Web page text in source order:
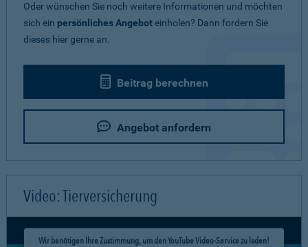
Oder wünschen Sie noch weitere Informationen und möchten
sich ein persönliches Angeboteinholen? Dann fordern Sie
dieses hier gerne an.
Beitrag berechnen
Angebot anfordern
Video: Tierversicherung
Wir benötigen Ihre Zustimmung, um den YouTube Video-Service zu laden!